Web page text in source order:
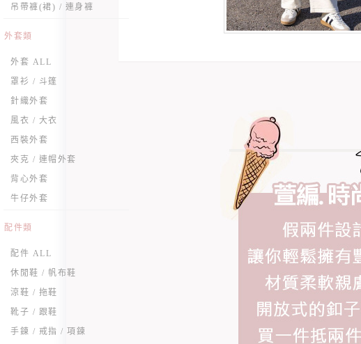
吊帶褲(裙) / 連身褲
外套類
外套 ALL
罩衫 / 斗篷
針織外套
風衣 / 大衣
西裝外套
夾克 / 連帽外套
背心外套
牛仔外套
配件類
配件 ALL
休閒鞋 / 帆布鞋
涼鞋 / 拖鞋
靴子 / 跟鞋
手鍊 / 戒指 / 項鍊